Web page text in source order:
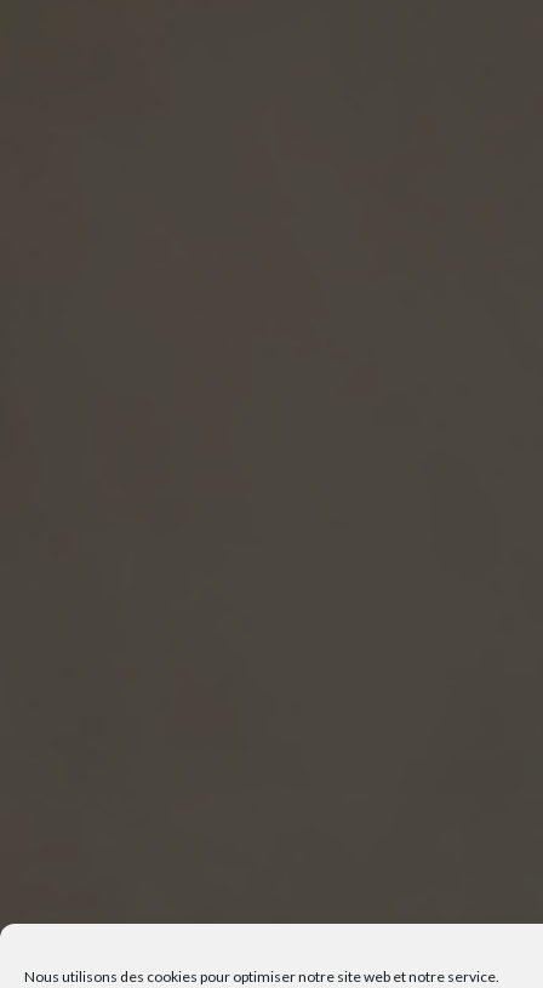
Nous utilisons des cookies pour optimiser notre site web et notre service.